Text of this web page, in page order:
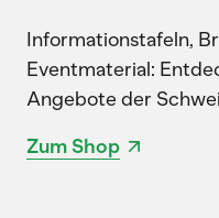
Informationstafeln,
Eventmaterial:
Angebote der
Zum Shop